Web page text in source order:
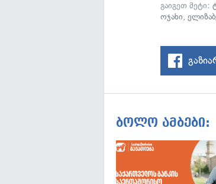
გაიგეთ მეტი:
ოჯახი,
ბოლო ამბები: